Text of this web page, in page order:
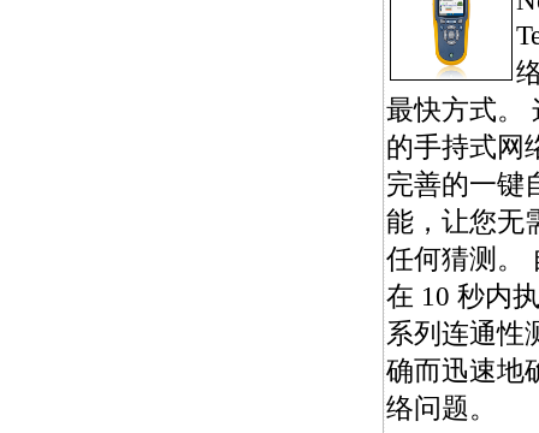
最快方式。
的手持式网
完善的一键
能，让您无
任何猜测。
在 10 秒内
系列连通性
确而迅速地
络问题。